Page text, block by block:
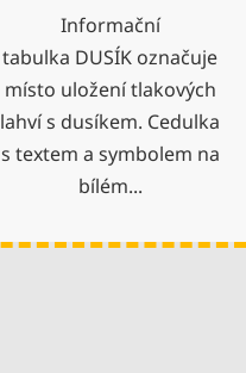
Informační
tabulka DUSÍK označuje
místo uložení tlakových
lahví s dusíkem. Cedulka
s textem a symbolem na
bílém...